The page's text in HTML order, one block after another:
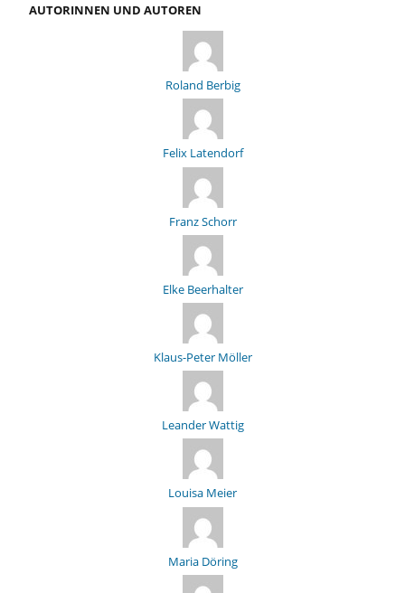
AUTORINNEN UND AUTOREN
Roland Berbig
Felix Latendorf
Franz Schorr
Elke Beerhalter
Klaus-Peter Möller
Leander Wattig
Louisa Meier
Maria Döring